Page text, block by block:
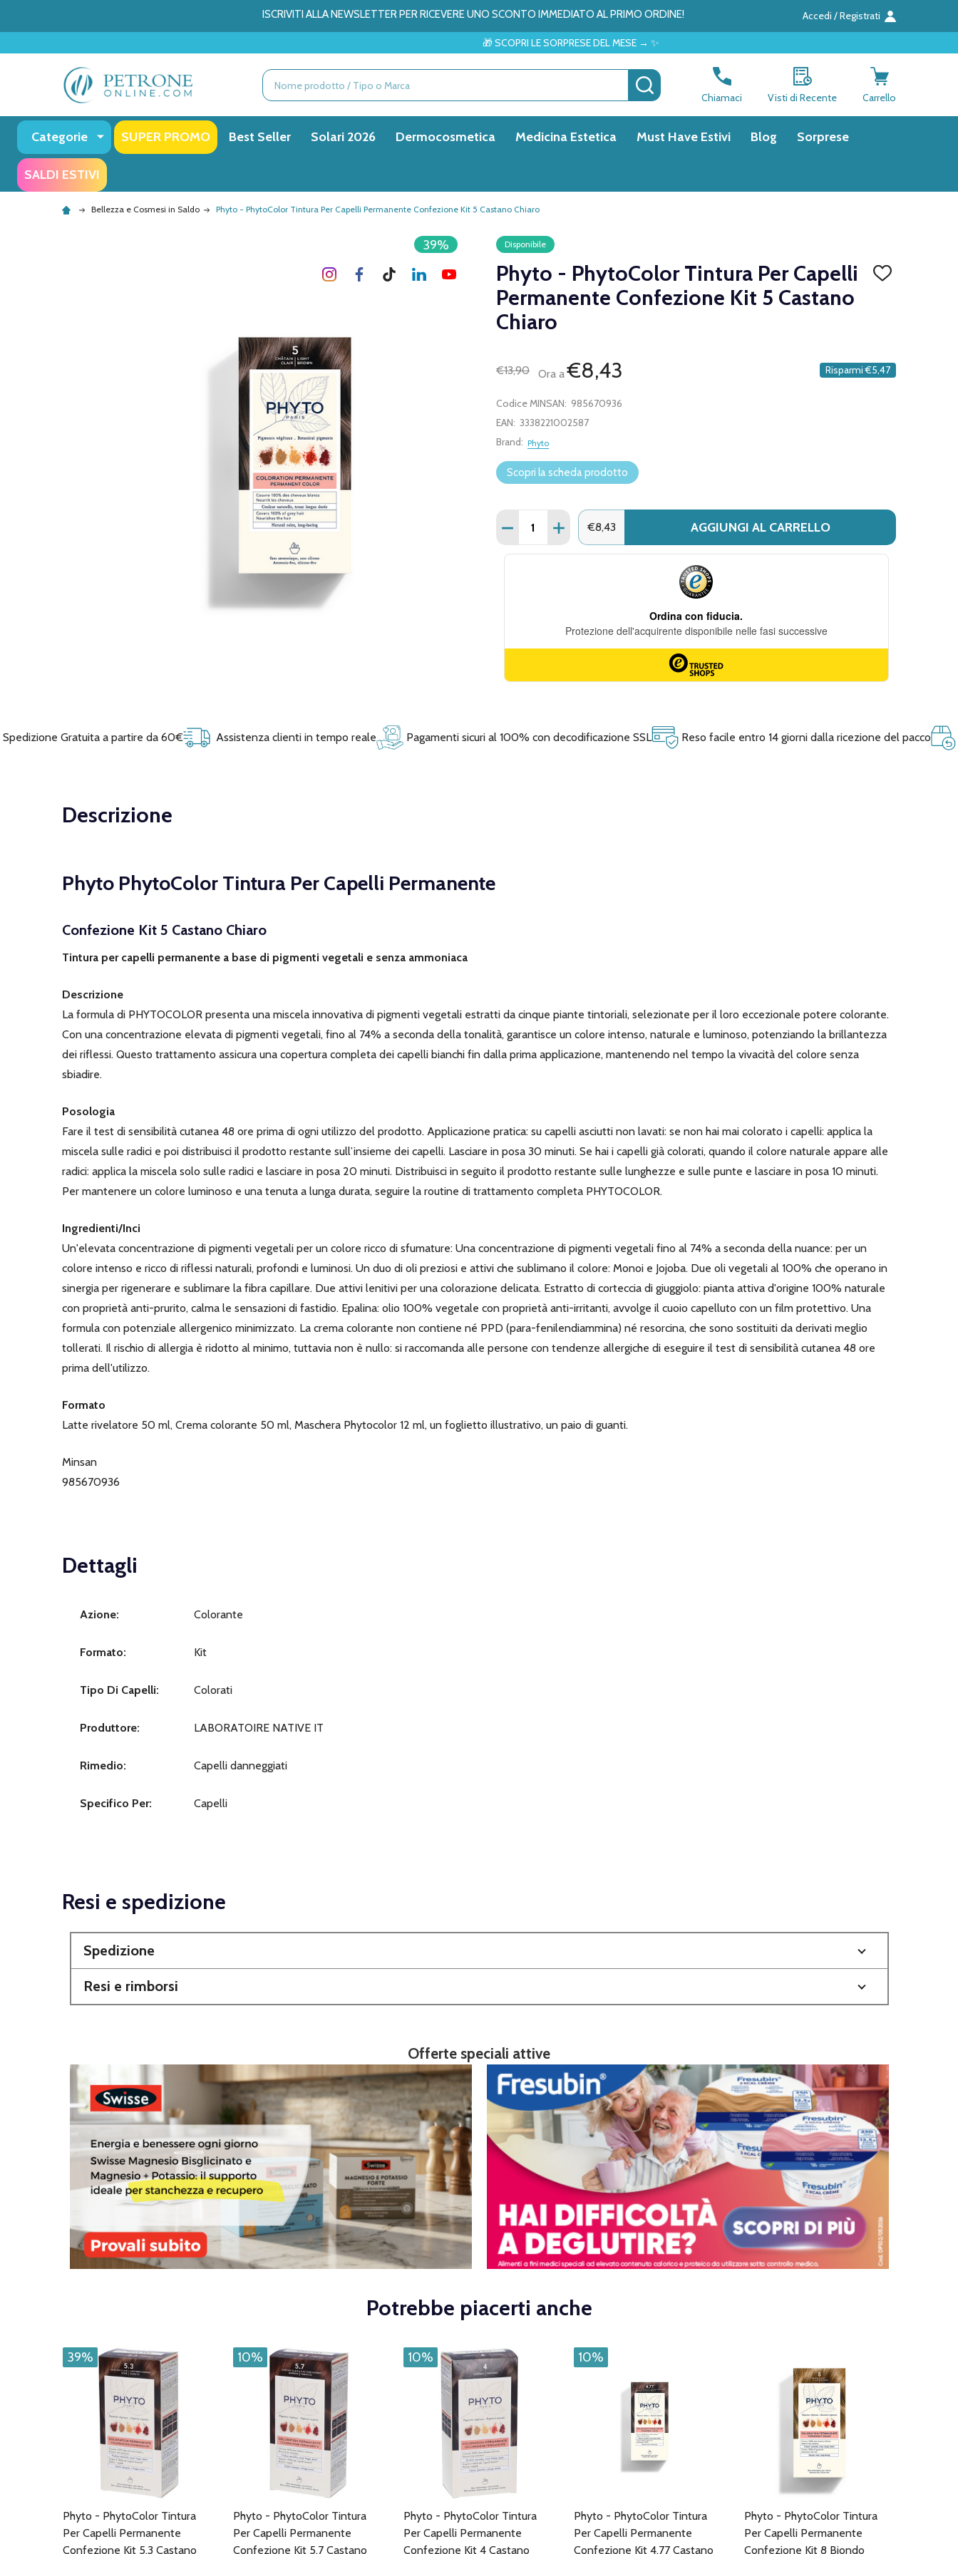
ISCRIVITI ALLA NEWSLETTER PER RICEVERE UNO SCONTO IMMEDIATO AL PRIMO ORDINE! Accedi / Registrati
🎁 SCOPRI LE SORPRESE DEL MESE → ✨
Ricerca CERCA
Chiamaci Visti di Recente Carrello
Categorie SUPER PROMO Best Seller Solari 2026 Dermocosmetica Medicina Estetica Must Have Estivi Blog Sorprese
SALDI ESTIVI
Bellezza e Cosmesi in Saldo Phyto - PhytoColor Tintura Per Capelli Permanente Confezione Kit 5 Castano Chiaro
Disponibile
Phyto - PhytoColor Tintura Per Capelli
Permanente Confezione Kit 5 Castano
Chiaro
AGGIUNGI
€13,90 Ora a€8,43 Risparmi €5,47
39%
Codice MINSAN: 985670936
EAN: 3338221002587
Brand: Phyto
Scopri la scheda prodotto
Quantità:
DIMINUISCI QUANTITÀ DI PHYTO - PHYTOCOLOR TINTURA PER CAPELLI
AUMENTA QUANTITÀ DI PHYTO - PHYTOCOLOR TINTURA PER CAPELLI
€8,43 AGGIUNGI AL CARRELLO
Spedizione Gratuita a partire da 60€ Assistenza clienti in tempo reale Pagamenti sicuri al 100% con decodificazione SSL Reso facile entro 14 giorni dalla ricezione del pacco
Descrizione
Phyto PhytoColor Tintura Per Capelli Permanente
Confezione Kit 5 Castano Chiaro
Tintura per capelli permanente a base di pigmenti vegetali e senza ammoniaca
Descrizione
La formula di PHYTOCOLOR presenta una miscela innovativa di pigmenti vegetali estratti da cinque piante tintoriali, selezionate per il loro eccezionale potere colorante.
Con una concentrazione elevata di pigmenti vegetali, fino al 74% a seconda della tonalità, garantisce un colore intenso, naturale e luminoso, potenziando la brillantezza
dei riflessi. Questo trattamento assicura una copertura completa dei capelli bianchi fin dalla prima applicazione, mantenendo nel tempo la vivacità del colore senza
sbiadire.
Posologia
Fare il test di sensibilità cutanea 48 ore prima di ogni utilizzo del prodotto. Applicazione pratica: su capelli asciutti non lavati: se non hai mai colorato i capelli: applica la
miscela sulle radici e poi distribuisci il prodotto restante sull’insieme dei capelli. Lasciare in posa 30 minuti. Se hai i capelli già colorati, quando il colore naturale appare alle
radici: applica la miscela solo sulle radici e lasciare in posa 20 minuti. Distribuisci in seguito il prodotto restante sulle lunghezze e sulle punte e lasciare in posa 10 minuti.
Per mantenere un colore luminoso e una tenuta a lunga durata, seguire la routine di trattamento completa PHYTOCOLOR.
Ingredienti/Inci
Un'elevata concentrazione di pigmenti vegetali per un colore ricco di sfumature: Una concentrazione di pigmenti vegetali fino al 74% a seconda della nuance: per un
colore intenso e ricco di riflessi naturali, profondi e luminosi. Un duo di oli preziosi e attivi che sublimano il colore: Monoi e Jojoba. Due oli vegetali al 100% che operano in
sinergia per rigenerare e sublimare la fibra capillare. Due attivi lenitivi per una colorazione delicata. Estratto di corteccia di giuggiolo: pianta attiva d'origine 100% naturale
con proprietà anti-prurito, calma le sensazioni di fastidio. Epalina: olio 100% vegetale con proprietà anti-irritanti, avvolge il cuoio capelluto con un film protettivo. Una
formula con potenziale allergenico minimizzato. La crema colorante non contiene né PPD (para-fenilendiammina) né resorcina, che sono sostituiti da derivati meglio
tollerati. Il rischio di allergia è ridotto al minimo, tuttavia non è nullo: si raccomanda alle persone con tendenze allergiche di eseguire il test di sensibilità cutanea 48 ore
prima dell'utilizzo.
Formato
Latte rivelatore 50 ml, Crema colorante 50 ml, Maschera Phytocolor 12 ml, un foglietto illustrativo, un paio di guanti.
Minsan
985670936
Dettagli
Azione: Colorante
Formato: Kit
Tipo Di Capelli: Colorati
Produttore: LABORATOIRE NATIVE IT
Rimedio: Capelli danneggiati
Specifico Per: Capelli
Resi e spedizione
Spedizione
Resi e rimborsi
Offerte speciali attive
Potrebbe piacerti anche
39%
Phyto - PhytoColor Tintura
Per Capelli Permanente
Confezione Kit 5.3 Castano
10%
Phyto - PhytoColor Tintura
Per Capelli Permanente
Confezione Kit 5.7 Castano
10%
Phyto - PhytoColor Tintura
Per Capelli Permanente
Confezione Kit 4 Castano
10%
Phyto - PhytoColor Tintura
Per Capelli Permanente
Confezione Kit 4.77 Castano
Phyto - PhytoColor Tintura
Per Capelli Permanente
Confezione Kit 8 Biondo